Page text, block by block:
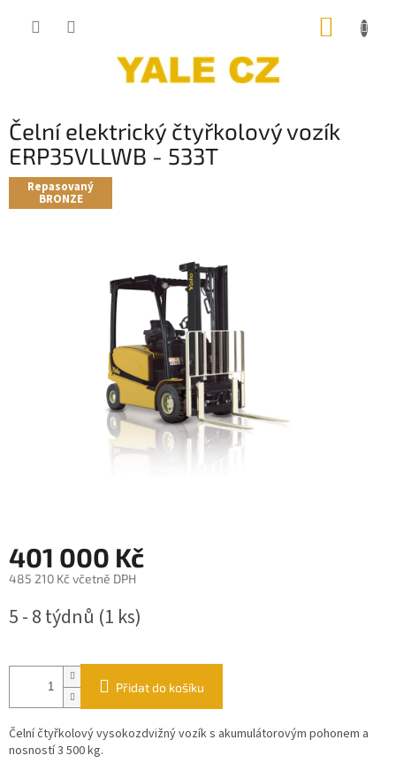
Čelní elektrický čtyřkolový vozík
ERP35VLLWB - 533T
Repasovaný
BRONZE
401 000 Kč
485 210 Kč včetně DPH
cena:
5 - 8 týdnů (1 ks)
Přidat do košíku
Čelní čtyřkolový vysokozdvižný vozík s akumulátorovým pohonem a
nosností 3 500 kg.